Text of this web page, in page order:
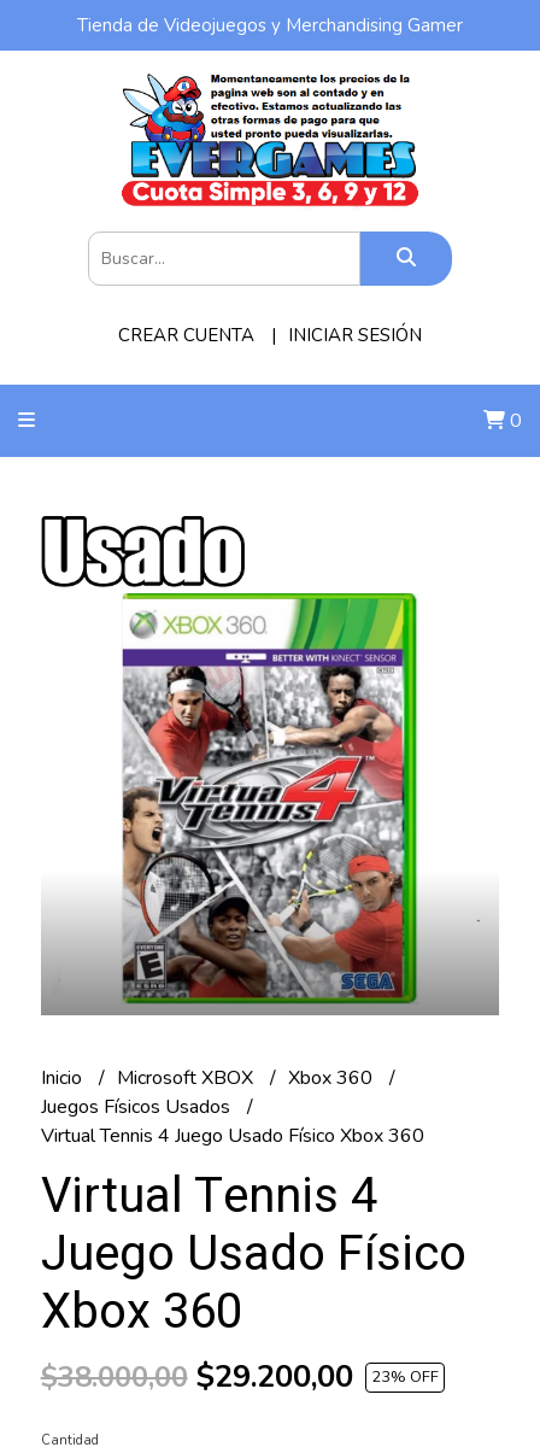
Tienda de Videojuegos y Merchandising Gamer
CREAR CUENTA INICIAR SESIÓN
0
Inicio Microsoft XBOX
Xbox 360
Juegos Físicos Usados
Virtual Tennis 4 Juego Usado Físico Xbox 360
Virtual Tennis 4
Juego Usado Físico
Xbox 360
$38.000,00$29.200,00 23% OFF
Cantidad